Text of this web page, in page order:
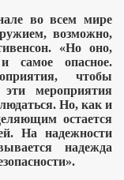
во всем мире
возможно,
«Но оно,
самое опасное.
чтобы
эти мероприятия
Но, как и
остается
На надежности
надежда